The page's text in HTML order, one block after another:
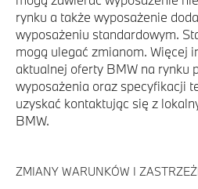
rynku a także wyposażenie
wyposażeniu standardowym.
mogą ulegać zmianom. Więcej
aktualnej oferty BMW na rynku
wyposażenia oraz specyfikacji
uzyskać kontaktując się z
BMW.
ZMIANY WARUNKÓW I